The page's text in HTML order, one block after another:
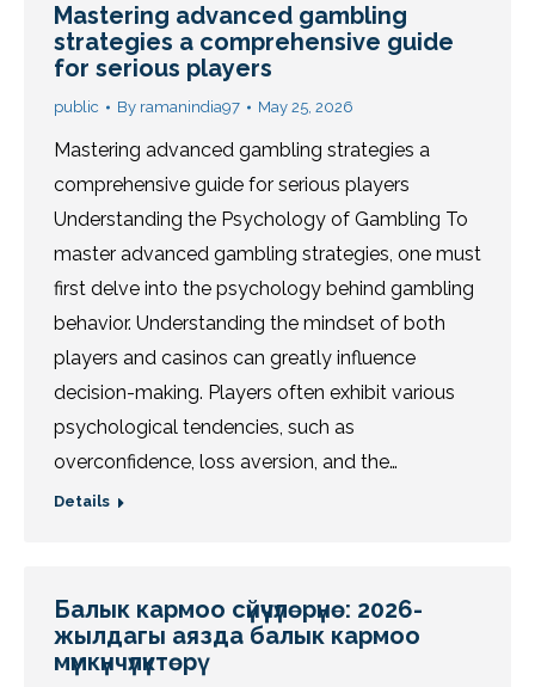
Mastering advanced gambling
strategies a comprehensive guide
for serious players
public By ramanindia97 May 25, 2026
Mastering advanced gambling strategies a
comprehensive guide for serious players
Understanding the Psychology of Gambling To
master advanced gambling strategies, one must
first delve into the psychology behind gambling
behavior. Understanding the mindset of both
players and casinos can greatly influence
decision-making. Players often exhibit various
psychological tendencies, such as
overconfidence, loss aversion, and the…
Details
Балык кармоо сүйүүчүлөрүнө: 2026-
жылдагы аязда балык кармоо
мүмкүнчүлүктөрү